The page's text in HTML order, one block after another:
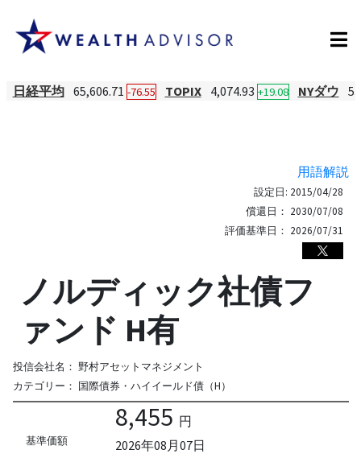
日経平均 65,606.71 -76.55 TOPIX 4,074.93 +19.08 NYダウ
用語解説
設定日: 2015/04/28
償還日： 2030/07/08
評価基準日： 2026/07/31
ノルディック社債フ
ァンド H有
投信会社名： 野村アセットマネジメント
カテゴリー： 国際債券・ハイイールド債（H）
基準価額
8,455 円
2026年08月07日